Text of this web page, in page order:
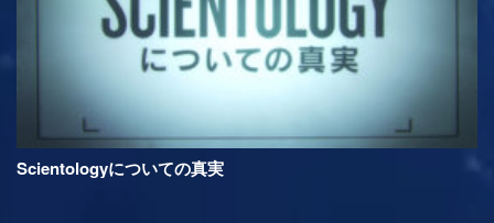
Scientologyについての真実